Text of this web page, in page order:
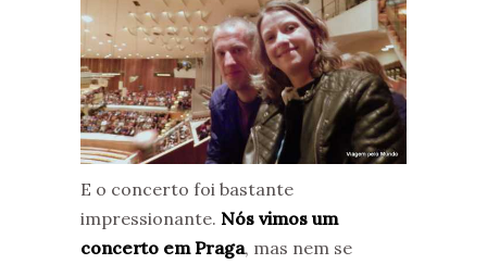
E o concerto foi bastante
impressionante. Nós vimos um
concerto em Praga, mas nem se